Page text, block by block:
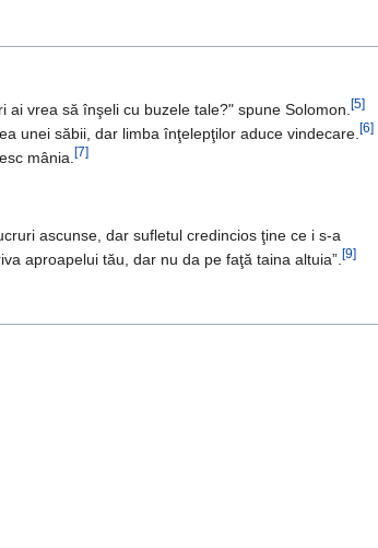
vrea să înşeli cu buzele tale?" spune Solomon.[5]
unei săbii, dar limba înţelepţilor aduce vindecare.[6]
mânia.[7]
ascunse, dar sufletul credincios ţine ce i s-a
aproapelui tău, dar nu da pe faţă taina altuia”. [9]